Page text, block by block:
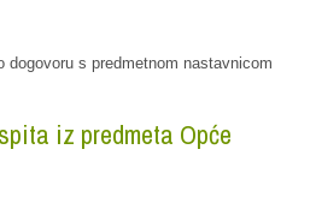
dogovoru s predmetnom nastavnicom
iz predmeta Opće